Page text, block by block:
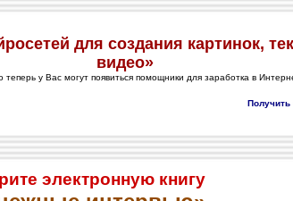
электронную книгу